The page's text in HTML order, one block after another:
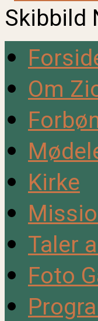
Skibbild
Om
Kirke
Taler
Foto